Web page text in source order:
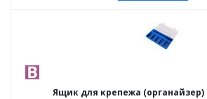
Ящик для крепежа (органайзер)